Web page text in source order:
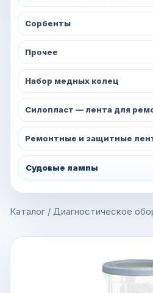
Сорбенты
Прочее
Набор медных колец
Силопласт — лента для
Ремонтные и защитные
Судовые лампы
Каталог / Диагностическое